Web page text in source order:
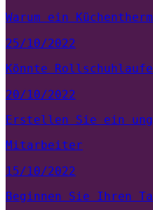
Warum ein
25/10/2022
Könnte
20/10/2022
Erstellen Sie ein
Mitarbeiter
15/10/2022
Beginnen Sie Ihren